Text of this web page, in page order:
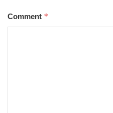
Comment *